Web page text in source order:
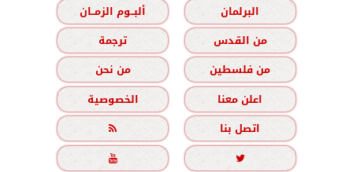
البرلمان
ألبــوم الزمــان
من القدس
ترجمة
من فلسطين
من نحن
اعلن معنا
الخصوصية
اتصل بنا


